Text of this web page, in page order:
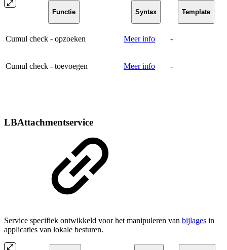
Functie Syntax Template
Cumul check - opzoeken Meer info -
Cumul check - toevoegen Meer info -
LBAttachmentservice
Service specifiek ontwikkeld voor het manipuleren van bijlages in
applicaties van lokale besturen.